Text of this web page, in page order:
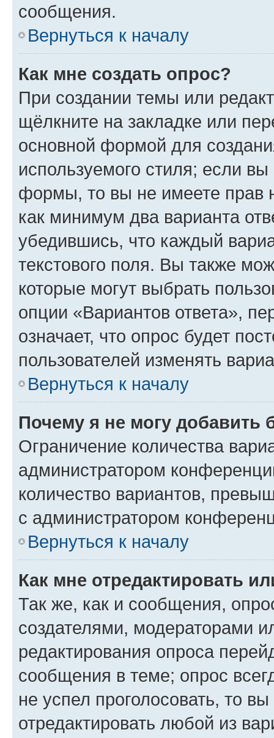
сообщения.
Вернуться к началу
Как мне создать опрос?
При создании темы или
щёлкните на закладке или
основной формой для
используемого стиля; если
формы, то вы не имеете прав
как минимум два варианта
убедившись, что каждый
текстового поля. Вы также
которые могут выбрать
опции «Вариантов ответа»,
означает, что опрос будет
пользователей изменять
Вернуться к началу
Почему я не могу добавить
Ограничение количества
администратором
количество вариантов,
с администратором
Вернуться к началу
Как мне отредактировать
Так же, как и сообщения,
создателями, модераторами
редактирования опроса
сообщения в теме; опрос
не успел проголосовать, то
отредактировать любой из